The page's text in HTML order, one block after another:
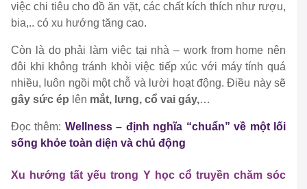
việc chi tiêu cho đồ ăn vặt, các chất kích thích như rượu,
bia,.. có xu hướng tăng cao.
Còn là do phải làm việc tại nhà – work from home nên
đôi khi không tránh khỏi việc tiếp xúc với máy tính quá
nhiều, luôn ngồi một chỗ và lười hoạt động. Điều này sẽ
gây sức ép lên mắt, lưng, cổ vai gáy,…
Đọc thêm: Wellness – định nghĩa “chuẩn” về một lối
sống khỏe toàn diện và chủ động
Xu hướng tất yếu trong Y học cổ truyền chăm sóc